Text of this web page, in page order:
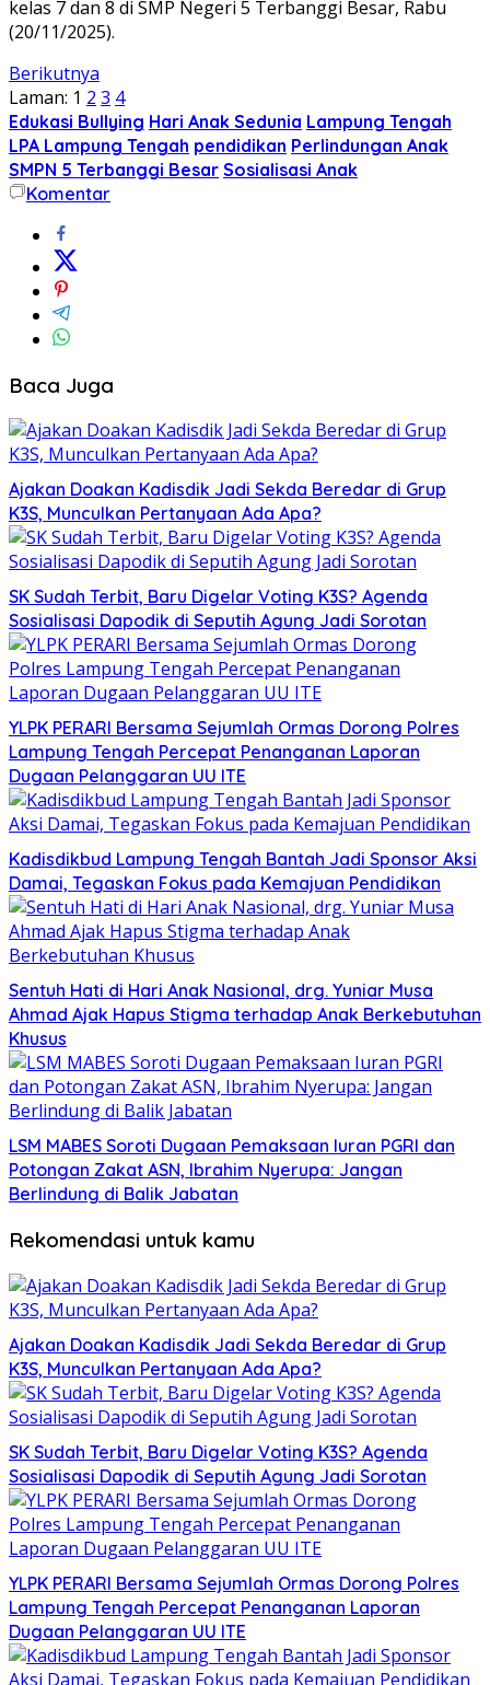
kelas 7 dan 8 di SMP Negeri 5 Terbanggi Besar, Rabu
(20/11/2025).
Berikutnya
Laman: 1 2 3 4
Edukasi Bullying Hari Anak Sedunia Lampung Tengah
LPA Lampung Tengah pendidikan Perlindungan Anak
SMPN 5 Terbanggi Besar Sosialisasi Anak
Komentar
Baca Juga
Ajakan Doakan Kadisdik Jadi Sekda Beredar di Grup
K3S, Munculkan Pertanyaan Ada Apa?
SK Sudah Terbit, Baru Digelar Voting K3S? Agenda
Sosialisasi Dapodik di Seputih Agung Jadi Sorotan
YLPK PERARI Bersama Sejumlah Ormas Dorong Polres
Lampung Tengah Percepat Penanganan Laporan
Dugaan Pelanggaran UU ITE
Kadisdikbud Lampung Tengah Bantah Jadi Sponsor Aksi
Damai, Tegaskan Fokus pada Kemajuan Pendidikan
Sentuh Hati di Hari Anak Nasional, drg. Yuniar Musa
Ahmad Ajak Hapus Stigma terhadap Anak Berkebutuhan
Khusus
LSM MABES Soroti Dugaan Pemaksaan Iuran PGRI dan
Potongan Zakat ASN, Ibrahim Nyerupa: Jangan
Berlindung di Balik Jabatan
Rekomendasi untuk kamu
Ajakan Doakan Kadisdik Jadi Sekda Beredar di Grup
K3S, Munculkan Pertanyaan Ada Apa?
SK Sudah Terbit, Baru Digelar Voting K3S? Agenda
Sosialisasi Dapodik di Seputih Agung Jadi Sorotan
YLPK PERARI Bersama Sejumlah Ormas Dorong Polres
Lampung Tengah Percepat Penanganan Laporan
Dugaan Pelanggaran UU ITE